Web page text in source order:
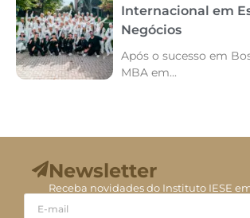
Internacional em
Negócios
Após o sucesso em
MBA em...
Newsletter
Receba novidades do Instituto IESE